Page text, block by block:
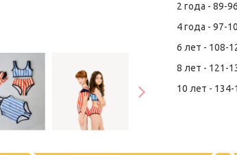
2 года - 89-
4 года - 97-
6 лет - 108-
8 лет - 121-
10 лет - 134-